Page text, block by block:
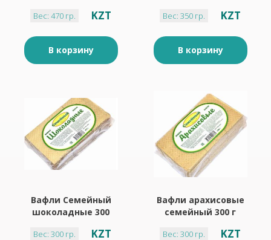
Вес: 470 гр. KZT
В корзину
Вес: 350 гр. KZT
В корзину
Вафли Семейный
шоколадные 300
Вес: 300 гр. KZT
Вафли арахисовые
семейный 300 г
Вес: 300 гр. KZT